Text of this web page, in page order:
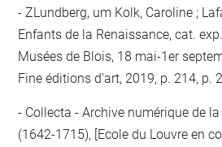
ZLundberg, um Kolk, Caroline ;
Enfants de la Renaissance, cat.
Musées de Blois, 18 mai-1er
Fine éditions d'art, 2019, p. 214, p.
Collecta - Archive numérique de
(1642-1715), [Ecole du Louvre en